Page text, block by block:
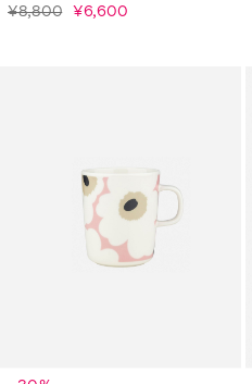
¥8,800 ¥6,600